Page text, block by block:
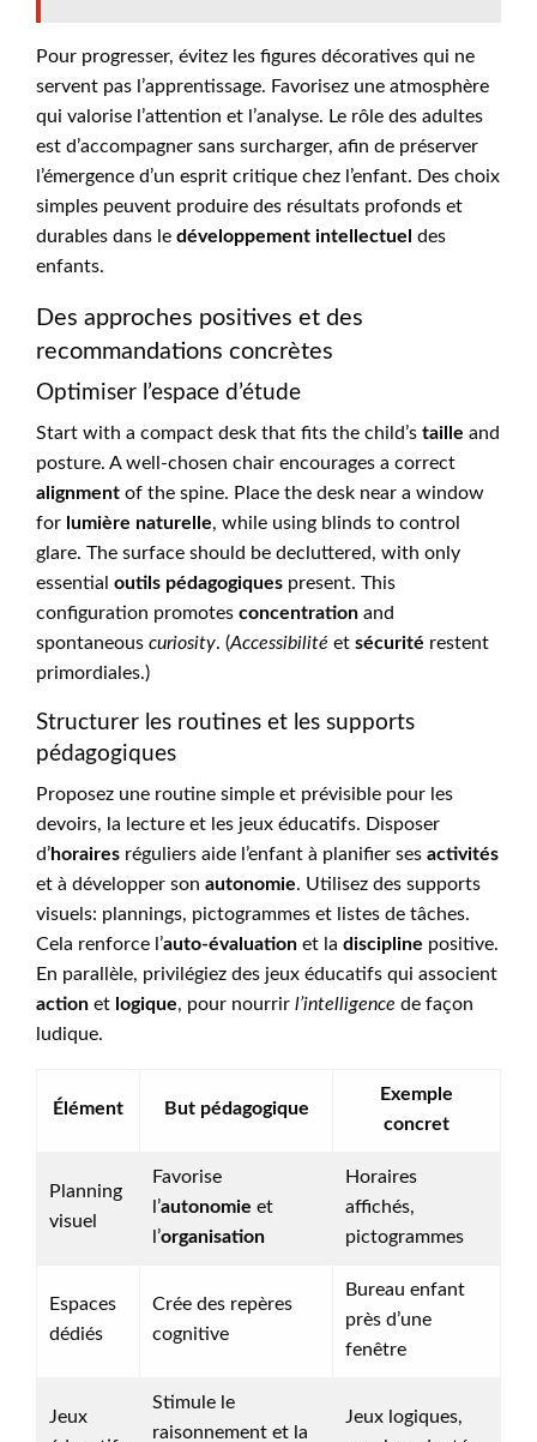
Pour progresser, évitez les figures décoratives qui ne
servent pas l’apprentissage. Favorisez une atmosphère
qui valorise l’attention et l’analyse. Le rôle des adultes
est d’accompagner sans surcharger, afin de préserver
l’émergence d’un esprit critique chez l’enfant. Des choix
simples peuvent produire des résultats profonds et
durables dans le développement intellectuel des
enfants.
Des approches positives et des
recommandations concrètes
Optimiser l’espace d’étude
Start with a compact desk that fits the child’s taille and
posture. A well-chosen chair encourages a correct
alignment of the spine. Place the desk near a window
for lumière naturelle, while using blinds to control
glare. The surface should be decluttered, with only
essential outils pédagogiques present. This
configuration promotes concentration and
spontaneous curiosity. (Accessibilité et sécurité restent
primordiales.)
Structurer les routines et les supports
pédagogiques
Proposez une routine simple et prévisible pour les
devoirs, la lecture et les jeux éducatifs. Disposer
d’horaires réguliers aide l’enfant à planifier ses activités
et à développer son autonomie. Utilisez des supports
visuels: plannings, pictogrammes et listes de tâches.
Cela renforce l’auto-évaluation et la discipline positive.
En parallèle, privilégiez des jeux éducatifs qui associent
action et logique, pour nourrir l’intelligence de façon
ludique.
Élément But pédagogique
Exemple
concret
Planning
visuel
Favorise
l’autonomie et
l’organisation
Horaires
affichés,
pictogrammes
Espaces
dédiés
Crée des repères
cognitive
Bureau enfant
près d’une
fenêtre
Jeux
Stimule le
raisonnement et la
Jeux logiques,